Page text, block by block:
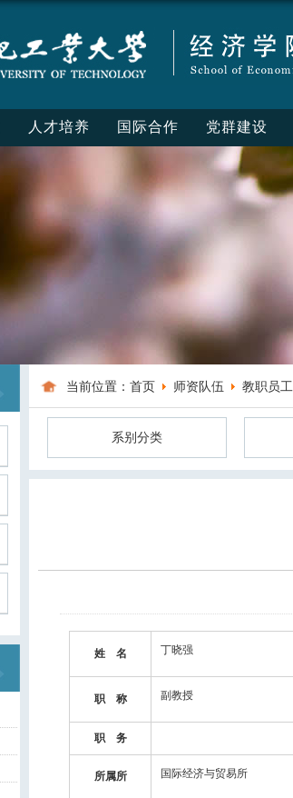
人才培养 国际合作 党群建设
当前位置： 首页 师资队伍 教职员工
系别分类
姓 名 丁晓强
职 称 副教授
职 务
所属所 国际经济与贸易所